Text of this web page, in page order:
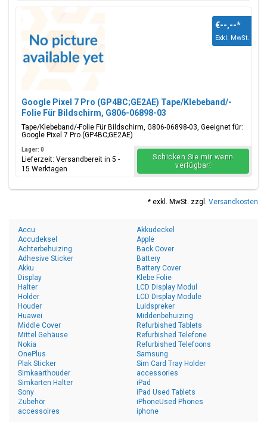
Google Pixel 7 Pro (GP4BC;GE2AE) Tape/Klebeband/-
Folie Für Bildschirm, G806-06898-03
Tape/Klebeband/-Folie Für Bildschirm, G806-06898-03, Geeignet für:
Google Pixel 7 Pro (GP4BC;GE2AE)
€--,--*
Exkl. MwSt.
Lager: 0
Lieferzeit: Versandbereit in 5 -
15 Werktagen
Schicken Sie mir wenn
verfügbar!
* exkl. MwSt. zzgl. Versandkosten
Accu
Accudeksel
Achterbehuizing
Adhesive Sticker
Akku
Akkudeckel
Apple
Back Cover
Battery
Battery Cover
Display
Halter
Holder
Houder
Huawei
Klebe Folie
LCD Display Modul
LCD Display Module
Luidspreker
Middenbehuizing
Middle Cover
Mittel Gehäuse
Nokia
OnePlus
Plak Sticker
Refurbished Tablets
Refurbished Telefone
Refurbished Telefoons
Samsung
Sim Card Tray Holder
Simkaarthouder
Simkarten Halter
Sony
Zubehör
accessoires
accessories
iPad
iPad Used Tablets
iPhoneUsed Phones
iphone